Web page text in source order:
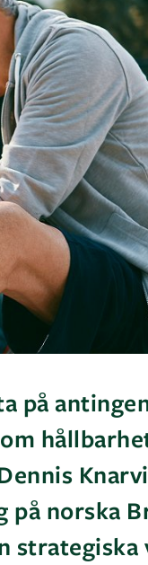
på
på norska
strategiska